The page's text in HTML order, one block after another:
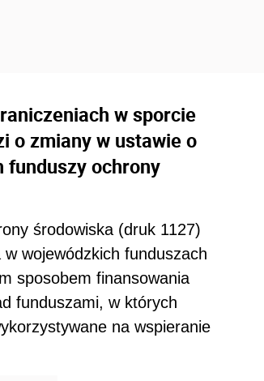
w sporcie
o zmiany w ustawie o
funduszy ochrony
środowiska (druk 1127)
wojewódzkich funduszach
sposobem finansowania
funduszami, w których
na wspieranie